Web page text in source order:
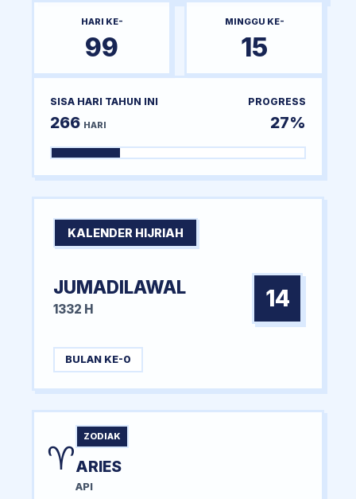
HARI KE-
99
MINGGU KE-
15
SISA HARI TAHUN INI
266 HARI
PROGRESS
27%
KALENDER HIJRIAH
JUMADILAWAL
1332 H 14
BULAN KE-0
♈
ZODIAK
ARIES
API